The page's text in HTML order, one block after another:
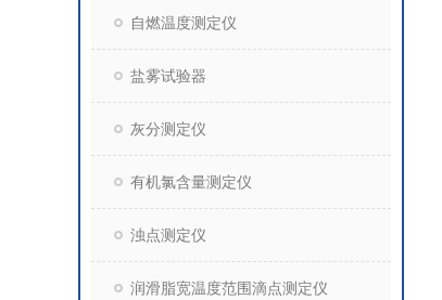
自燃温度测定仪
盐雾试验器
灰分测定仪
有机氯含量测定仪
浊点测定仪
润滑脂宽温度范围滴点测定仪